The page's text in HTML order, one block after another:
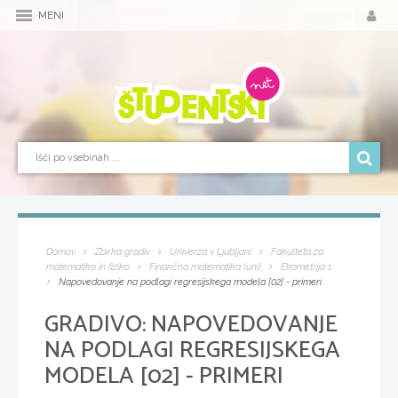
MENI
Domov Zbirka gradiv Univerza v Ljubljani
Fakulteta za
matematiko in fiziko
Finančna matematika (uni)
Ekometrija 1
Napovedovanje na podlagi regresijskega modela [02] - primeri
GRADIVO:NAPOVEDOVANJE
NA PODLAGI REGRESIJSKEGA
MODELA [02] - PRIMERI